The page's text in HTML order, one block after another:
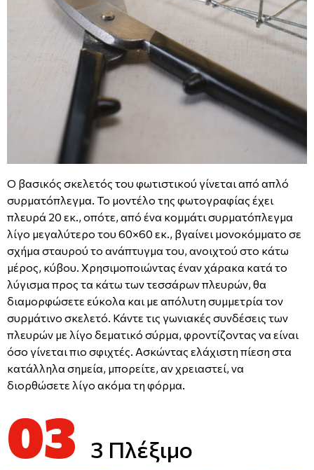
Ο βασικός σκελετός του φωτιστικού γίνεται από απλό
συρματόπλεγμα. Το μοντέλο της φωτογραφίας έχει
πλευρά 20 εκ., οπότε, από ένα κομμάτι συρματόπλεγμα
λίγο μεγαλύτερο του 60×60 εκ., βγαίνει μονοκόμματο σε
σχήμα σταυρού το ανάπτυγμα του, ανοιχτού στο κάτω
μέρος, κύβου. Χρησιμοποιώντας έναν χάρακα κατά το
λύγισμα προς τα κάτω των τεσσάρων πλευρών, θα
διαμορφώσετε εύκολα και με απόλυτη συμμετρία τον
συρμάτινο σκελετό. Κάντε τις γωνιακές συνδέσεις των
πλευρών με λίγο δεματικό σύρμα, φροντίζοντας να είναι
όσο γίνεται πιο σφιχτές. Ασκώντας ελάχιστη πίεση στα
κατάλληλα σημεία, μπορείτε, αν χρειαστεί, να
διορθώσετε λίγο ακόμα τη φόρμα.
03 3 Πλέξιμο